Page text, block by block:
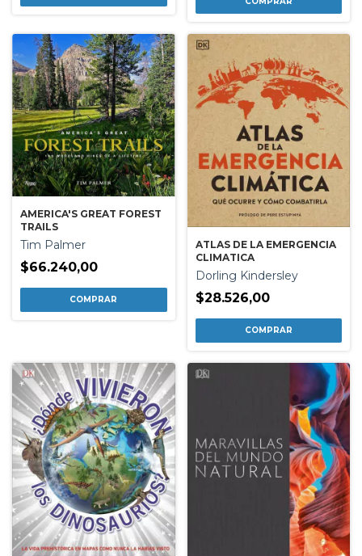
AMERICA'S GREAT FOREST
TRAILS
Tim Palmer
$66.240,00
ATLAS DE LA EMERGENCIA
CLIMATICA
Dorling Kindersley
$28.526,00